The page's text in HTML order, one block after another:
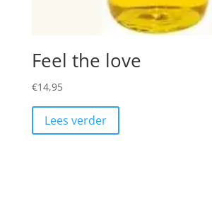
Feel the love
€14,95
Lees verder